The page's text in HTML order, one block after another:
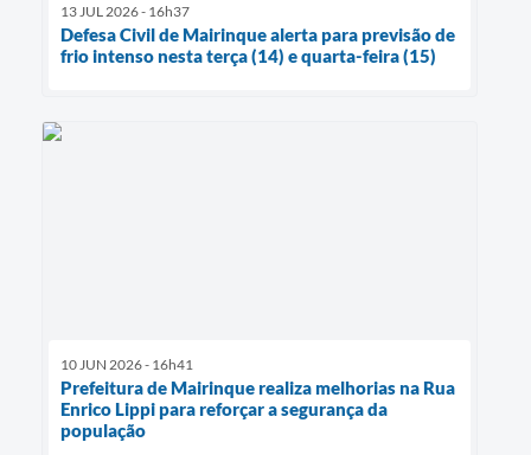
13 JUL 2026 - 16h37
Defesa Civil de Mairinque alerta para previsão de
frio intenso nesta terça (14) e quarta-feira (15)
10 JUN 2026 - 16h41
Prefeitura de Mairinque realiza melhorias na Rua
Enrico Lippi para reforçar a segurança da
população